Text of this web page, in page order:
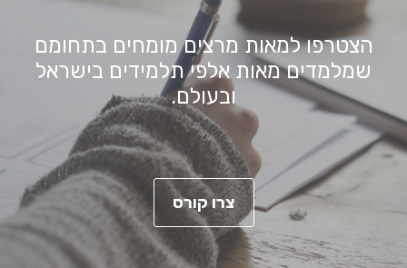
הצטרפו למאות מרצים מומחים בתחומם
שמלמדים מאות אלפי תלמידים בישראל
ובעולם.
צרו קורס